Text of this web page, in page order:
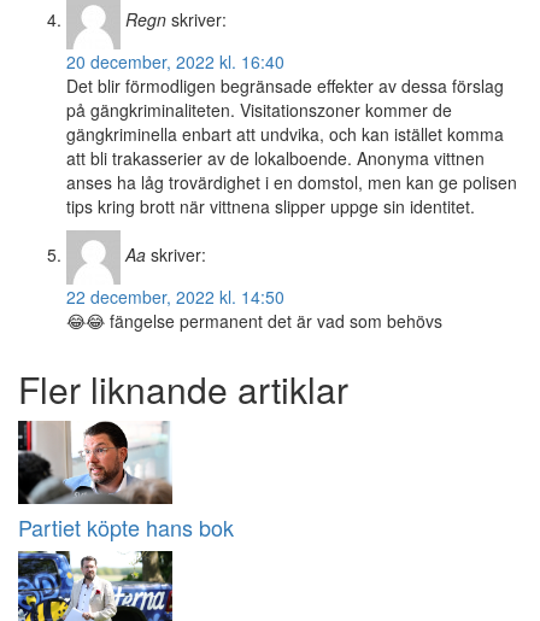
Regn skriver:
20 december, 2022 kl. 16:40
Det blir förmodligen begränsade effekter av dessa förslag
på gängkriminaliteten. Visitationszoner kommer de
gängkriminella enbart att undvika, och kan istället komma
att bli trakasserier av de lokalboende. Anonyma vittnen
anses ha låg trovärdighet i en domstol, men kan ge polisen
tips kring brott när vittnena slipper uppge sin identitet.
Aa skriver:
22 december, 2022 kl. 14:50
😂😂 fängelse permanent det är vad som behövs
Fler liknande artiklar
Partiet köpte hans bok